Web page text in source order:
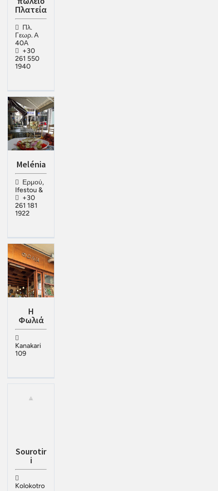
Πλατεία
Πλ.
Γεωρ. Α
40Α
+30
261 550
1940
Melénia
Ερμού,
Ifestou &
+30
261 181
1922
Η
Φωλιά
Kanakari
109
Sourotir
i
Kolokotro